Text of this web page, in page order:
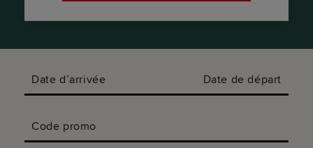
Date d’arrivée Date de départ
Code promo